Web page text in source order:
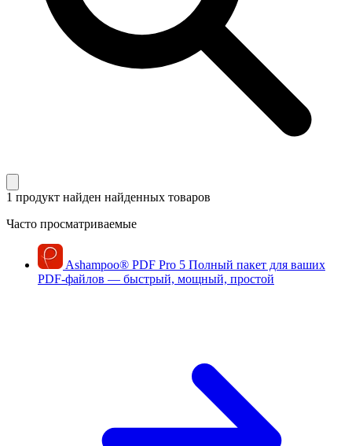
1 продукт найден найденных товаров
Часто просматриваемые
Ashampoo® PDF Pro 5 Полный пакет для ваших
PDF-файлов — быстрый, мощный, простой